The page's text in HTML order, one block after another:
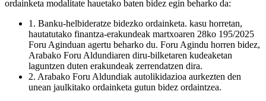
ordainketa modalitate hauetako baten bidez egin beharko da:
1. Banku-helbideratze bidezko ordainketa. kasu horretan,
hautatutako finantza-erakundeak martxoaren 28ko 195/2025
Foru Aginduan agertu beharko du. Foru Agindu horren bidez,
Arabako Foru Aldundiaren diru-bilketaren kudeaketan
laguntzen duten erakundeak zerrendatzen dira.
2. Arabako Foru Aldundiak autolikidazioa aurkezten den
unean jaulkitako ordainketa gutun bidez ordaintzea.